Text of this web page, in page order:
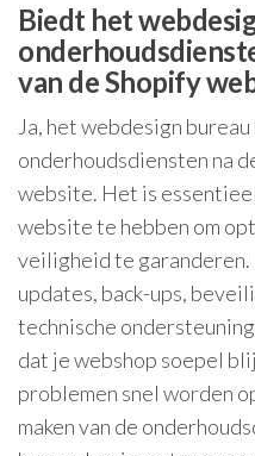
Biedt het
van de Shopify
Ja, het webdesign
onderhoudsdiensten na
website. Het is
website te hebben om
veiligheid te
updates, back-ups,
technische
dat je webshop soepel
problemen snel worden
maken van de